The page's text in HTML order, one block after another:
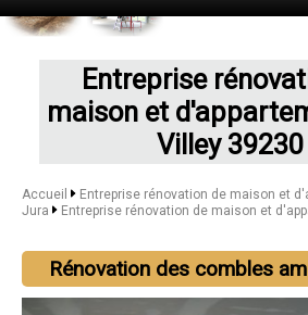
Entreprise
maison et
Villey 39230
Accueil
Entreprise rénovation de maison et
Jura
Entreprise rénovation de maison et
Rénovation des combles